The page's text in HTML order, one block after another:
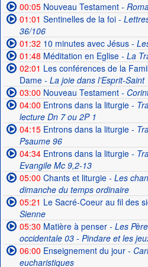
00:05Nouveau Testament-
01:01 Sentinelles de la foi-
36/106
01:32 10 minutes avec Jésus-
01:48 Méditation en Eglise- La
02:01 Les conférences de la
Dame- La joie dans l’Esprit-Saint
03:00 Nouveau Testament-
04:00 Entrons dans la liturgie-
lecture Dn 7 ou 2P 1
04:15Entrons dans la liturgie-
Psaume 96
04:34Entrons dans la liturgie-
Evangile Mc 9,2-13
05:00 Chants et liturgie- Les
dimanche du temps ordinaire
05:21 Le Sacré-Coeur au fil des
Sienne
05:30 Matière à penser- Les
occidentale 03 - Pindare et les
06:00 Enseignement du jour-
eucharistiques